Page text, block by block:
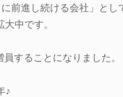
前進し続ける会社」とし
中です。
することになりました。
♪